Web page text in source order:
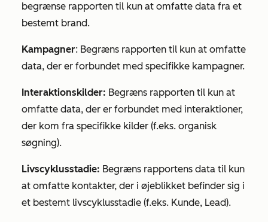
begrænse rapporten til kun at omfatte data fra et
bestemt brand.
Kampagner: Begræns rapporten til kun at omfatte
data, der er forbundet med specifikke kampagner.
Interaktionskilder: Begræns rapporten til kun at
omfatte data, der er forbundet med interaktioner,
der kom fra specifikke kilder (f.eks. organisk
søgning).
Livscyklusstadie: Begræns rapportens data til kun
at omfatte kontakter, der i øjeblikket befinder sig i
et bestemt livscyklusstadie (f.eks. Kunde, Lead).